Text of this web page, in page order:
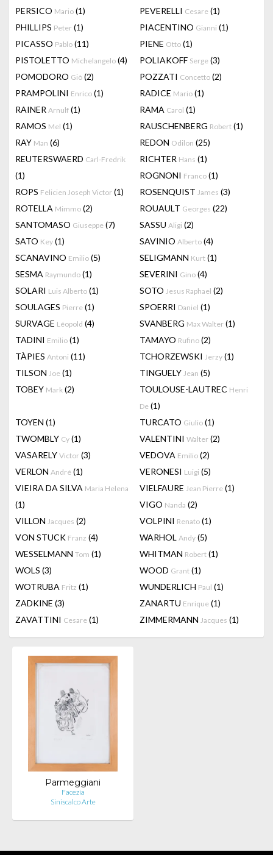
PERSICO Mario (1) PEVERELLI Cesare (1)
PHILLIPS Peter (1) PIACENTINO Gianni (1)
PICASSO Pablo (11) PIENE Otto (1)
PISTOLETTO Michelangelo (4) POLIAKOFF Serge (3)
POMODORO Giò (2) POZZATI Concetto (2)
PRAMPOLINI Enrico (1) RADICE Mario (1)
RAINER Arnulf (1) RAMA Carol (1)
RAMOS Mel (1) RAUSCHENBERG Robert (1)
RAY Man (6) REDON Odilon (25)
REUTERSWAERD Carl-Fredrik
(1)
RICHTER Hans (1)
ROGNONI Franco (1)
ROPS Felicien Joseph Victor (1) ROSENQUIST James (3)
ROTELLA Mimmo (2) ROUAULT Georges (22)
SANTOMASO Giuseppe (7) SASSU Aligi (2)
SATO Key (1) SAVINIO Alberto (4)
SCANAVINO Emilio (5) SELIGMANN Kurt (1)
SESMA Raymundo (1) SEVERINI Gino (4)
SOLARI Luis Alberto (1) SOTO Jesus Raphael (2)
SOULAGES Pierre (1) SPOERRI Daniel (1)
SURVAGE Léopold (4) SVANBERG Max Walter (1)
TADINI Emilio (1) TAMAYO Rufino (2)
TÀPIES Antoni (11) TCHORZEWSKI Jerzy (1)
TILSON Joe (1) TINGUELY Jean (5)
TOBEY Mark (2) TOULOUSE-LAUTREC Henri
De (1)
TOYEN (1) TURCATO Giulio (1)
TWOMBLY Cy (1) VALENTINI Walter (2)
VASARELY Victor (3) VEDOVA Emilio (2)
VERLON André (1) VERONESI Luigi (5)
VIEIRA DA SILVA Maria Helena
(1)
VIELFAURE Jean Pierre (1)
VIGO Nanda (2)
VILLON Jacques (2) VOLPINI Renato (1)
VON STUCK Franz (4) WARHOL Andy (5)
WESSELMANN Tom (1) WHITMAN Robert (1)
WOLS (3) WOOD Grant (1)
WOTRUBA Fritz (1) WUNDERLICH Paul (1)
ZADKINE (3) ZANARTU Enrique (1)
ZAVATTINI Cesare (1) ZIMMERMANN Jacques (1)
Parmeggiani
Facezia
Siniscalco Arte